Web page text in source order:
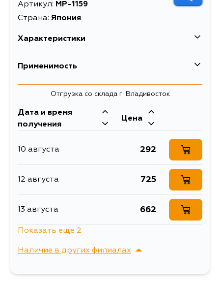
Артикул: MP-1159
Страна: Япония
Характеристики
EAN-13
Длина упаковки, мм
Масса, кг 0.098
Описание Втулка стабилизатора
Расширенное описание
Втулка стабилизатора
MASUMA /rear/ LAND
CRUISER/ UZJ100 [уп.2]
Товарная группа втулки стабилизатора
Применимость
Toyota
Кузов Двигатель
FZJ100, UZJ100, UZJ100L,
1FZFE, 1HDT,
Отгрузка со склада г. Владивосток
Дата и время
получения
Цена
10 августа 292
12 августа 725
13 августа 662
Показать еще 2
Наличие в других филиалах
г. Владивосток,